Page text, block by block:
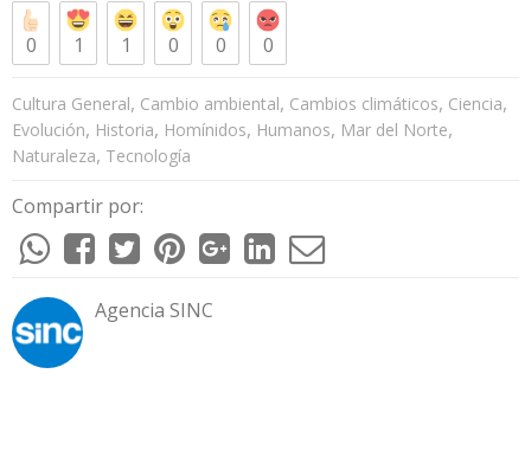
0 1 1 0 0 0
Cultura General, Cambio ambiental, Cambios climáticos, Ciencia,
Evolución, Historia, Homínidos, Humanos, Mar del Norte,
Naturaleza, Tecnología
Compartir por:
Agencia SINC